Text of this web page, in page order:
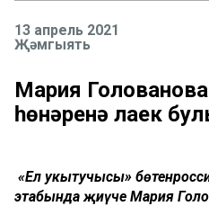
13 апрель 2021
Җәмгыять
Мария
һөнәренә лаек
«Ел укытучысы»
этабында җиңүче Мария